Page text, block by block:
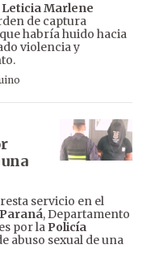
Leticia Marlene
de captura
habría huido hacia
violencia y
servicio en el
, Departamento
por la Policía
abuso sexual de una